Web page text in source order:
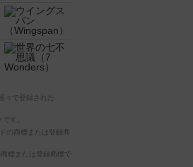
で登録された
す。
の商標または登録商
標または登録商標で